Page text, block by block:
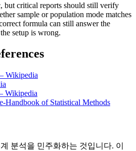
but critical reports should still verify
sample or population mode matches
formula can still answer the
setup is wrong.
Wikipedia
Wikipedia
Handbook of Statistical Methods
분석을 민주화하는 것입니다. 이